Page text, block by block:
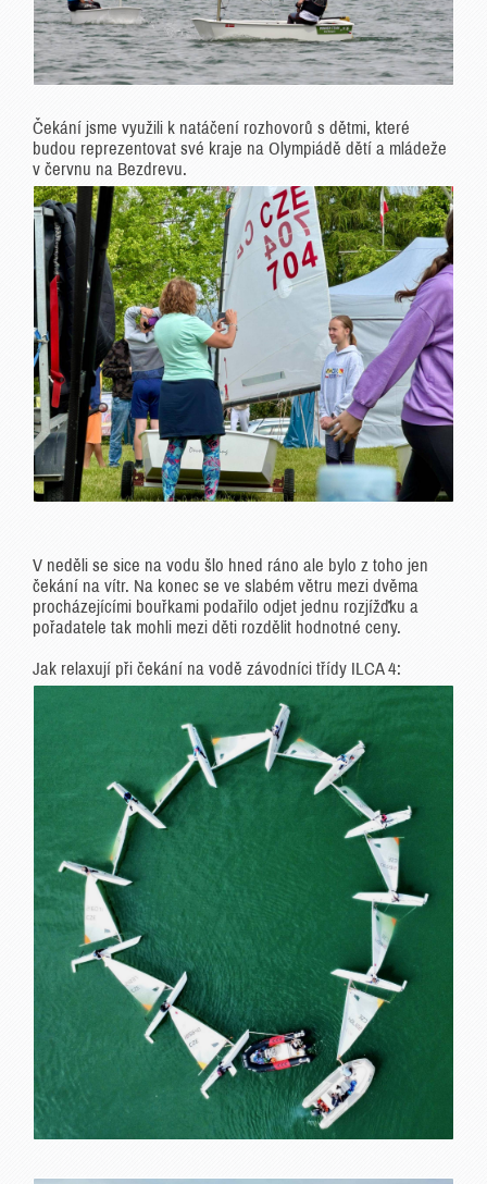
Čekání jsme využili k natáčení rozhovorů s dětmi, které
budou reprezentovat své kraje na Olympiádě dětí a mládeže
v červnu na Bezdrevu.
V neděli se sice na vodu šlo hned ráno ale bylo z toho jen
čekání na vítr. Na konec se ve slabém větru mezi dvěma
procházejícími bouřkami podařilo odjet jednu rozjížďku a
pořadatele tak mohli mezi děti rozdělit hodnotné ceny.
Jak relaxují při čekání na vodě závodníci třídy ILCA 4: